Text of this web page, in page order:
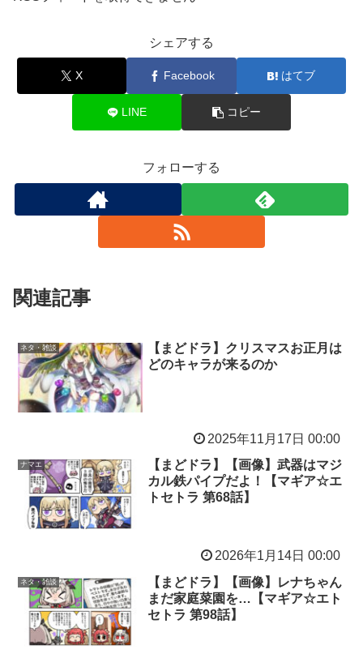
シェアする
X Facebook はてブ
LINE コピー
フォローする
関連記事
ネタ・雑談
【まどドラ】クリスマスお正月は
どのキャラが来るのか
2025年11月17日 00:00
ナマエ
【まどドラ】【画像】武器はマジ
カル鉄パイプだよ！【マギア☆エ
トセトラ 第68話】
2026年1月14日 00:00
ネタ・雑談
【まどドラ】【画像】レナちゃん
まだ家庭菜園を…【マギア☆エト
セトラ 第98話】